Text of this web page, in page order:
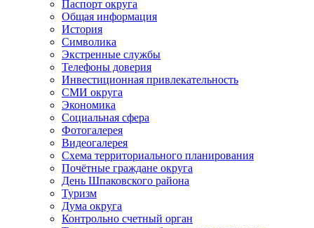
Паспорт округа
Общая информация
История
Символика
Экстренные службы
Телефоны доверия
Инвестиционная привлекательность
СМИ округа
Экономика
Социальная сфера
Фотогалерея
Видеогалерея
Схема территориального планирования
Почётные граждане округа
День Шпаковского района
Туризм
Дума округа
Контрольно счетный орган